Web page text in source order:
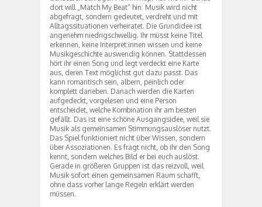
dort will „Match My Beat“ hin: Musik wird nicht
abgefragt, sondern gedeutet, verdreht und mit
Alltagssituationen verheiratet. Die Grundidee ist
angenehm niedrigschwellig. Ihr müsst keine Titel
erkennen, keine Interpret:innen wissen und keine
Musikgeschichte auswendig können. Stattdessen
hört ihr einen Song und legt verdeckt eine Karte
aus, deren Text möglichst gut dazu passt. Das
kann romantisch sein, albern, peinlich oder
komplett daneben. Danach werden die Karten
aufgedeckt, vorgelesen und eine Person
entscheidet, welche Kombination ihr am besten
gefällt. Das ist eine schöne Ausgangsidee, weil sie
Musik als gemeinsamen Stimmungsauslöser nutzt.
Das Spiel funktioniert nicht über Wissen, sondern
über Assoziationen. Es fragt nicht, ob ihr den Song
kennt, sondern welches Bild er bei euch auslöst.
Gerade in größeren Gruppen ist das reizvoll, weil
Musik sofort einen gemeinsamen Raum schafft,
ohne dass vorher lange Regeln erklärt werden
müssen.